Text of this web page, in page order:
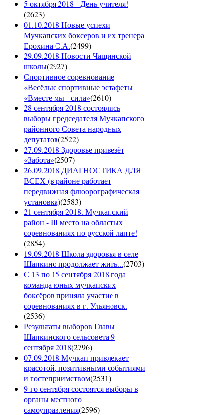
5 октября 2018 - День учителя!
(2623)
01.10.2018 Новые успехи
Мучкапских боксеров и их тренера
Ерохина С.А.(2499)
29.09.2018 Новости Чащинской
школы(2927)
Спортивное соревнование
«Весёлые спортивные эстафеты
«Вместе мы - сила»(2610)
28 сентября 2018 состоялись
выборы председателя Мучкапского
районного Совета народных
депутатов(2522)
27.09.2018 Здоровье привезёт
«Забота»(2507)
26.09.2018 ДИАГНОСТИКА ДЛЯ
ВСЕХ (в районе работает
передвижная флюорографическая
установка)(2583)
21 сентября 2018. Мучкапский
район - III место на областых
соревнованиях по русской лапте!
(2854)
19.09.2018 Школа здоровья в селе
Шапкино продолжает жить...(2703)
С 13 по 15 сентября 2018 года
команда юных мучкапских
боксёров приняла участие в
соревнованиях в г. Ульяновск.
(2536)
Результаты выборов Главы
Шапкинского сельсовета 9
сентября 2018(2796)
07.09.2018 Мучкап привлекает
красотой, позитивными событиями
и гостеприимством(2531)
9-го сентября состоятся выборы в
органы местного
самоуправления(2596)